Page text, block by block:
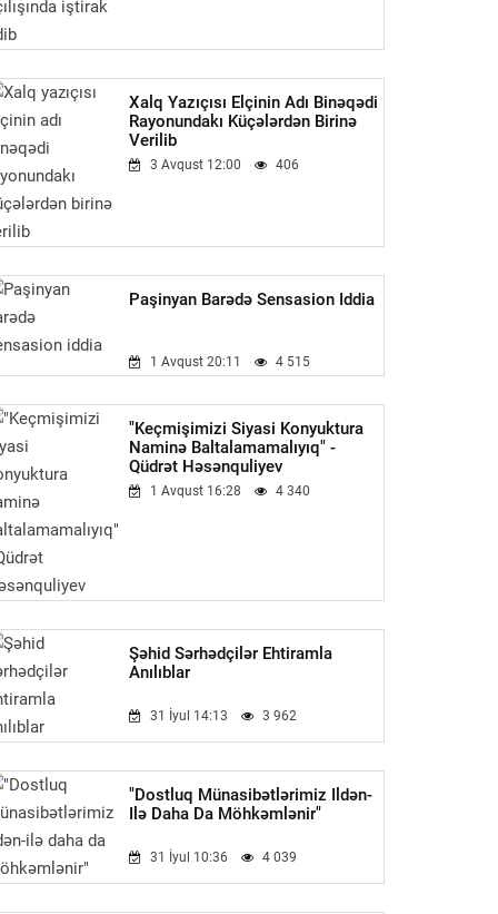
Xalq Yazıçısı Elçinin Adı Binəqədi
Rayonundakı Küçələrdən Birinə
Verilib
3 Avqust 12:00 406
Paşinyan Barədə Sensasion Iddia
1 Avqust 20:11 4 515
"Keçmişimizi Siyasi Konyuktura
Naminə Baltalamamalıyıq" -
Qüdrət Həsənquliyev
1 Avqust 16:28 4 340
Şəhid Sərhədçilər Ehtiramla
Anılıblar
31 İyul 14:13 3 962
"Dostluq Münasibətlərimiz Ildən-
Ilə Daha Da Möhkəmlənir"
31 İyul 10:36 4 039